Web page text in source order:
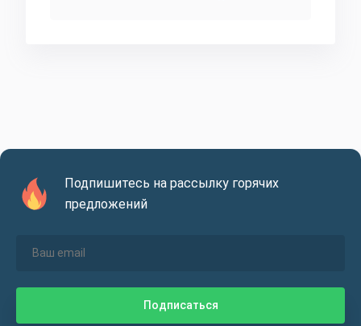
Подпишитесь на рассылку горячих
предложений